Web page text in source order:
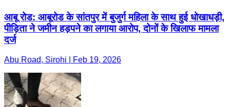
आबू रोड: आबूरोड के सांतपुर में बुजुर्ग महिला के साथ हुई धोखाधड़ी,
पीड़िता ने जमीन हड़पने का लगाया आरोप, दोनों के खिलाफ मामला
दर्ज
Abu Road, Sirohi | Feb 19, 2026